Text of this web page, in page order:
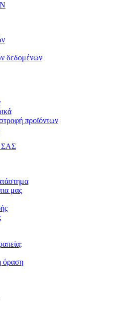
δεδομένων
προϊόντων
μας
όραση